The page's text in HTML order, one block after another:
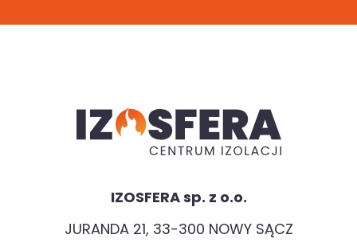
IZOSFERA sp. z o.o.
JURANDA 21, 33-300 NOWY SĄCZ